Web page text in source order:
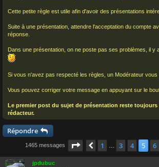
Cette petite règle est utile afin d'avoir des présentations
Suite à une présentation, attendre l'acceptation du compte
réponse.
Dans une présentation, on ne poste pas ses problèmes, il y
Si vous n'avez pas respecté les règles, un Modérateur vous
Vous pouvez corriger votre message en appuyant sur le
Le premier post du sujet de présentation reste
rédacteur.
Répondre
1465 messages Page sur 59
Précédent
1 3 4 5 6
jpdubuc